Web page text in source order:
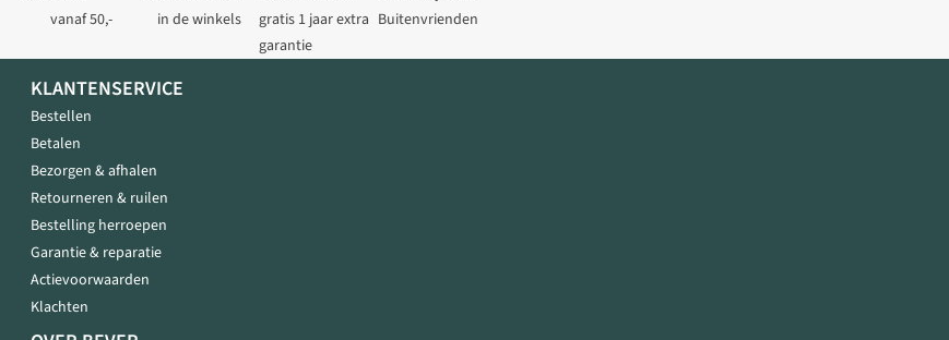
vanaf 50,-
in de winkels
gratis 1 jaar extra
garantie
Buitenvrienden
KLANTENSERVICE
Bestellen
Betalen
Bezorgen & afhalen
Retourneren & ruilen
Bestelling herroepen
Garantie & reparatie
Actievoorwaarden
Klachten